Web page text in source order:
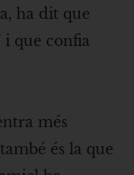
ha dit que
i que confia
més
és la que